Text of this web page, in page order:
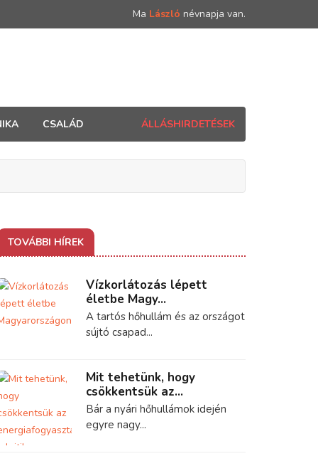
Ma László névnapja van.
CSALÁD ÁLLÁSHIRDETÉSEK
TOVÁBBI HÍREK
Vízkorlátozás lépett
életbe Magy...
A tartós hőhullám és az országot
sújtó csapad...
Mit tehetünk, hogy
csökkentsük az...
Bár a nyári hőhullámok idején
egyre nagy...